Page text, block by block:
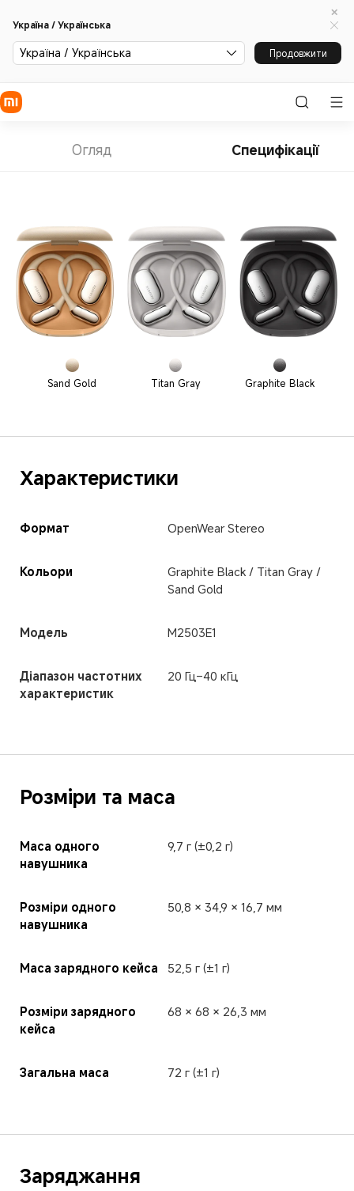
Україна / Українська
Україна / Українська Продовжити
Огляд Специфікації
Sand Gold Titan Gray Graphite Black
Характеристики
Формат OpenWear Stereo
Кольори
Graphite Black / Titan Gray /
Sand Gold
Модель M2503E1
Діапазон частотних
характеристик
20 Гц–40 кГц
Розміри та маса
Маса одного
навушника
9,7 г (±0,2 г)
Розміри одного
навушника
50,8 × 34,9 × 16,7 мм
Маса зарядного кейса 52,5 г (±1 г)
Розміри зарядного
кейса
68 × 68 × 26,3 мм
Загальна маса 72 г (±1 г)
Заряджання